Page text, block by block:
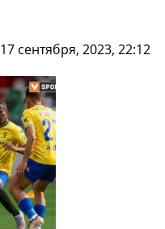
17 сентября, 2023, 22:12